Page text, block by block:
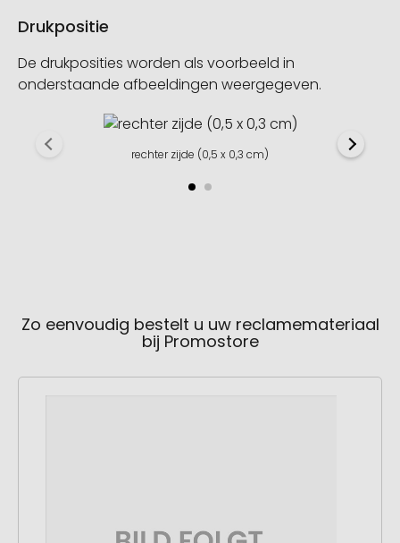
Drukpositie
De drukposities worden als voorbeeld in
onderstaande afbeeldingen weergegeven.
rechter zijde (0,5 x 0,3 cm)
Zo eenvoudig bestelt u uw reclamemateriaal
bij Promostore